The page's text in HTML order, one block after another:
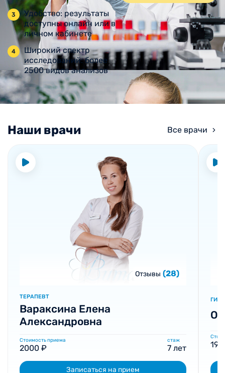
Удобство: результаты
доступны онлайн или в
личном кабинете
Широкий спектр
исследований: более
2500 видов анализов
Наши врачи Все врачи
Отзывы (28)
ТЕРАПЕВТ
Вараксина Елена
Александровна
Стоимость приема
2000 ₽
стаж
7 лет
Записаться на прием